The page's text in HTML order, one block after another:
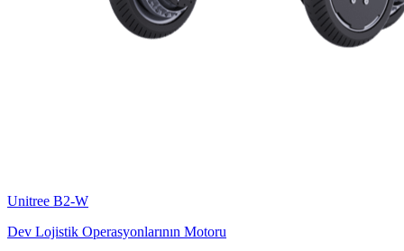
Unitree B2-W
Dev Lojistik Operasyonlarının Motoru